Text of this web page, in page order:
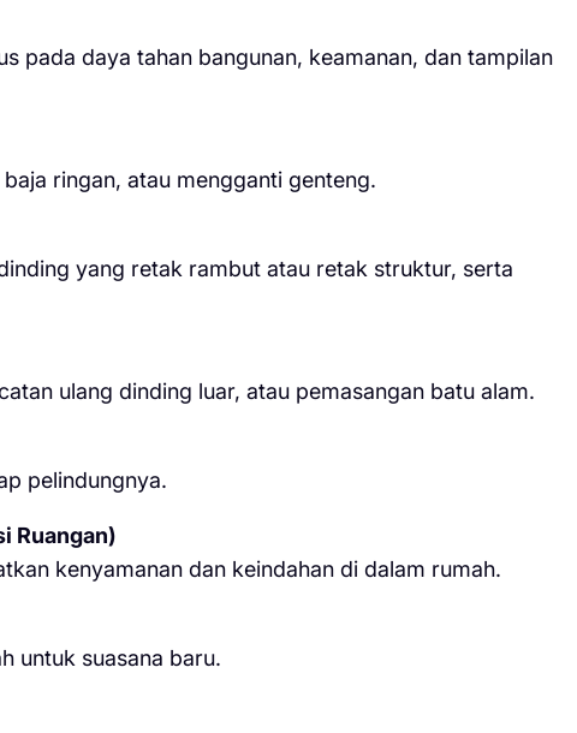
pada daya tahan bangunan, keamanan, dan tampilan
ringan, atau mengganti genteng.
yang retak rambut atau retak struktur, serta
ulang dinding luar, atau pemasangan batu alam.
pelindungnya.
Ruangan)
kenyamanan dan keindahan di dalam rumah.
untuk suasana baru.